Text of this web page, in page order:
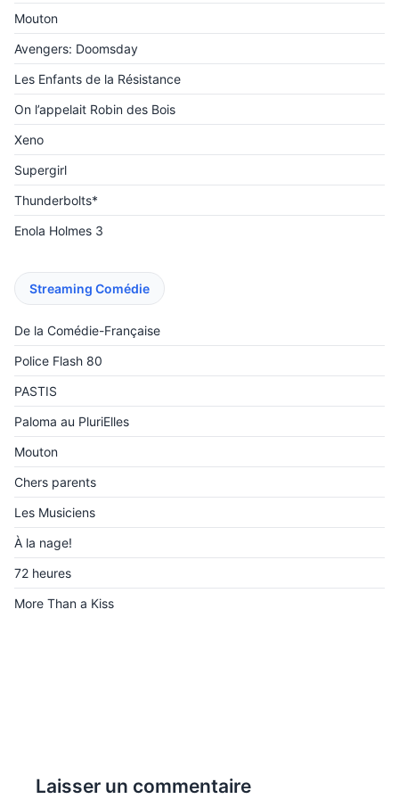
Mouton
Avengers: Doomsday
Les Enfants de la Résistance
On l’appelait Robin des Bois
Xeno
Supergirl
Thunderbolts*
Enola Holmes 3
Streaming Comédie
De la Comédie-Française
Police Flash 80
PASTIS
Paloma au PluriElles
Mouton
Chers parents
Les Musiciens
À la nage!
72 heures
More Than a Kiss
Laisser un commentaire